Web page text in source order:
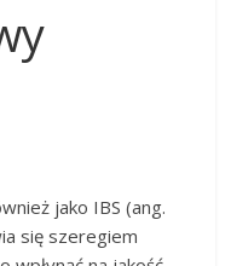
jako IBS (ang.
się szeregiem